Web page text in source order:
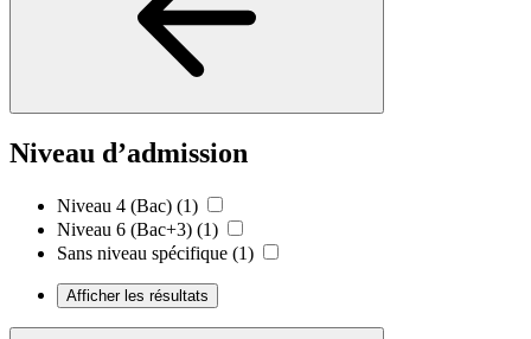
Niveau d’admission
Niveau 4 (Bac) (1)
Niveau 6 (Bac+3) (1)
Sans niveau spécifique (1)
Afficher les résultats